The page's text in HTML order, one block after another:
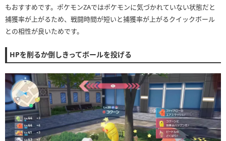
もおすすめです。ポケモンZAではポケモンに気づかれていない状態だと
捕獲率が上がるため、戦闘時間が短いと捕獲率が上がるクイックボール
との相性が良いためです。
HPを削るか倒しきってボールを投げる